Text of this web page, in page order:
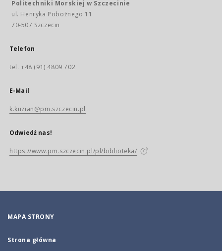
Politechniki Morskiej w Szczecinie
ul. Henryka Pobożnego 11
70-507 Szczecin
Telefon
tel. +48 (91) 4809 702
E-Mail
k.kuzian@pm.szczecin.pl
Odwiedź nas!
https://www.pm.szczecin.pl/pl/biblioteka/
MAPA STRONY
Strona główna